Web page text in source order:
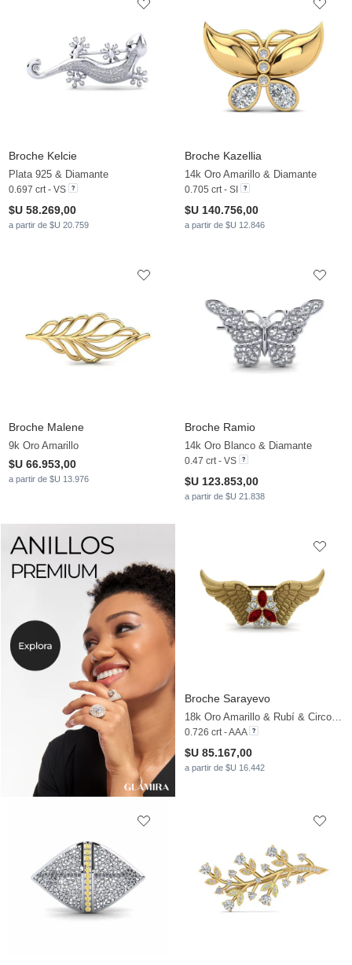
Broche Kelcie
Plata 925 & Diamante
0.697 crt - VS
$U 58.269,00
a partir de $U 20.759
Broche Kazellia
14k Oro Amarillo & Diamante
0.705 crt - SI
$U 140.756,00
a partir de $U 12.846
Broche Malene
9k Oro Amarillo
$U 66.953,00
a partir de $U 13.976
Broche Ramio
14k Oro Blanco & Diamante
0.47 crt - VS
$U 123.853,00
a partir de $U 21.838
Broche Sarayevo
0.726 crt - AAA
$U 85.167,00
a partir de $U 16.442